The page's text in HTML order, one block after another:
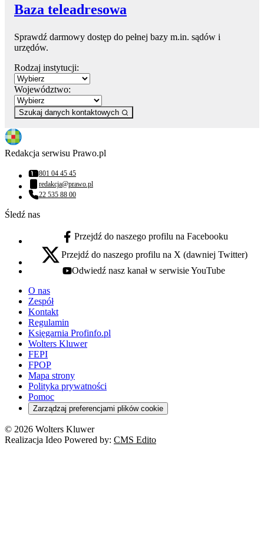
Baza teleadresowa
Sprawdź darmowy dostęp do pełnej bazy m.in. sądów i
urzędów.
Rodzaj instytucji:
Województwo:
Szukaj danych kontaktowych
Redakcja serwisu Prawo.pl
Numer telefonu:
801 04 45 45
Adres email:
redakcja@prawo.pl
Numer telefonu:
22 535 88 00
Śledź nas
facebook - otwiera się w nowej karcie
Przejdź do naszego profilu na Facebooku
x - otwiera się w nowej karcie
Przejdź do naszego profilu na X (dawniej Twitter)
youtube - otwiera się w nowej karcie
Odwiedź nasz kanał w serwisie YouTube
O nas
Zespół
Kontakt
Regulamin
Księgarnia Profinfo.pl
Wolters Kluwer
FEPI
FPOP
Mapa strony
Polityka prywatności
Pomoc
Zarządzaj preferencjami plików cookie
© 2026 Wolters Kluwer
Realizacja Ideo Powered by: CMS Edito